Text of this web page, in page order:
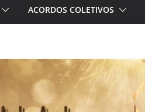
ACORDOS COLETIVOS